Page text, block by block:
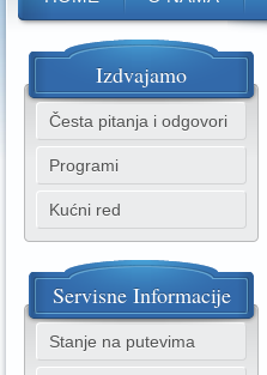
Izdvajamo
Česta pitanja i odgovori
Programi
Kućni red
ServisneInformacije
Stanje na putevima